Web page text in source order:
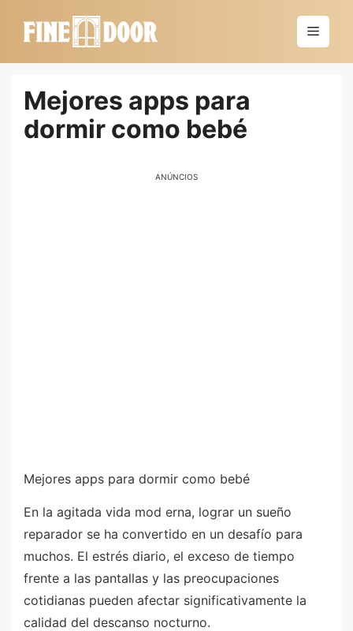
Menú
Mejores apps para
dormir como bebé
ANÚNCIOS
Mejores apps para dormir como bebé
En la agitada vida mod erna, lograr un sueño
reparador se ha convertido en un desafío para
muchos. El estrés diario, el exceso de tiempo
frente a las pantallas y las preocupaciones
cotidianas pueden afectar significativamente la
calidad del descanso nocturno.